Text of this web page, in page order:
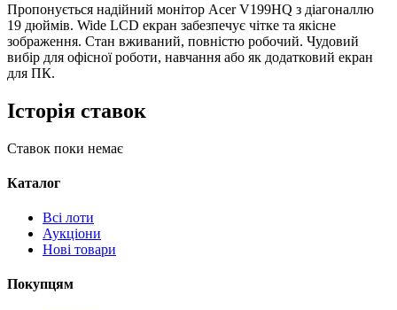
Пропонується надійний монітор Acer V199HQ з діагоналлю
19 дюймів. Wide LCD екран забезпечує чітке та якісне
зображення. Стан вживаний, повністю робочий. Чудовий
вибір для офісної роботи, навчання або як додатковий екран
для ПК.
Історія ставок
Ставок поки немає
Каталог
Всі лоти
Аукціони
Нові товари
Покупцям